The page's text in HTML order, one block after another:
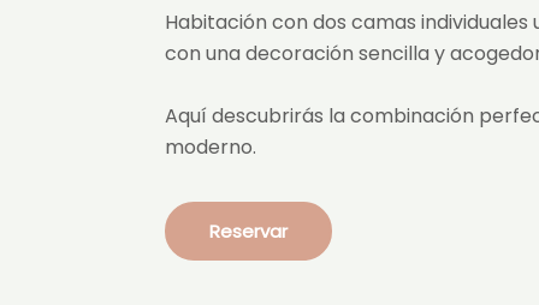
Habitación con dos camas individuales
con una decoración sencilla y
Aquí descubrirás la combinación
moderno.
Reservar